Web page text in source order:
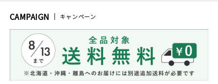
CAMPAIGN キャンペーン